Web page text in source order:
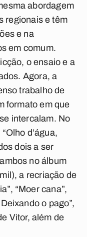
abordagem
regionais e têm
e na
em comum.
o ensaio e a
Agora, a
trabalho de
formato em que
intercalam. No
d’água,
dois a ser
no álbum
a recriação de
“Moer cana”,
o pago”,
Vitor, além de